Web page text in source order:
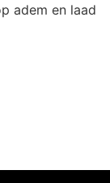
adem en laad